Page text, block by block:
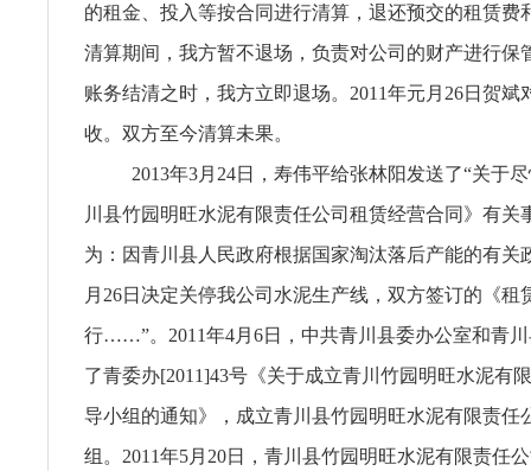
的租金、投入等按合同进行清算，退还预交的租赁费
清算期间，我方暂不退场，负责对公司的财产进行保
账务结清之时，我方立即退场。2011年元月26日贺斌
收。双方至今清算未果。
2013年3月24日，寿伟平给张林阳发送了“关于
川县竹园明旺水泥有限责任公司租赁经营合同》有关
为：因青川县人民政府根据国家淘汰落后产能的有关
月26日决定关停我公司水泥生产线，双方签订的《租
行……”。2011年4月6日，中共青川县委办公室和青
了青委办[2011]43号《关于成立青川竹园明旺水泥有
导小组的通知》，成立青川县竹园明旺水泥有限责任
组。2011年5月20日，青川县竹园明旺水泥有限责任